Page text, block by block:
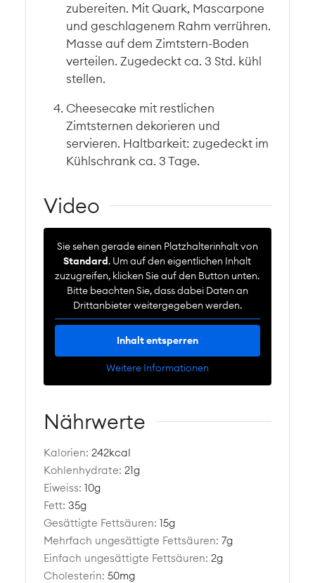
zubereiten. Mit Quark, Mascarpone
und geschlagenem Rahm verrühren.
Masse auf dem Zimtstern-Boden
verteilen. Zugedeckt ca. 3 Std. kühl
stellen.
Cheesecake mit restlichen
Zimtsternen dekorieren und
servieren. Haltbarkeit: zugedeckt im
Kühlschrank ca. 3 Tage.
Video
Sie sehen gerade einen Platzhalterinhalt von
Standard. Um auf den eigentlichen Inhalt
zuzugreifen, klicken Sie auf den Button unten.
Bitte beachten Sie, dass dabei Daten an
Drittanbieter weitergegeben werden.
Inhalt entsperren
Weitere Informationen
Nährwerte
Kalorien:242kcal
Kohlenhydrate:21g
Eiweiss:10g
Fett:35g
Gesättigte Fettsäuren:15g
Mehrfach ungesättigte Fettsäuren:7g
Einfach ungesättigte Fettsäuren:2g
Cholesterin:50mg